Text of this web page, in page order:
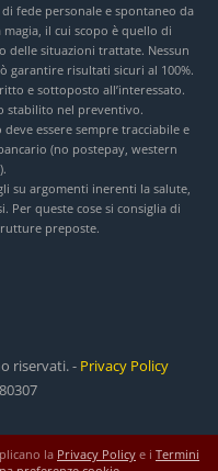
fede personale e spontaneo da
il cui scopo è quello di
situazioni trattate. Nessun
garantire risultati sicuri al 100%.
e sottoposto all’interessato.
stabilito nel preventivo.
essere sempre tracciabile e
(no postepay, western
su argomenti inerenti la salute,
Per queste cose si consiglia di
preposte.
riservati. - Privacy Policy
la Privacy Policy e i Termini